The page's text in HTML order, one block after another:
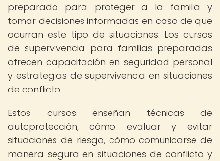
preparado para proteger a la familia y
tomar decisiones informadas en caso de que
ocurran este tipo de situaciones. Los cursos
de supervivencia para familias preparadas
ofrecen capacitación en seguridad personal
y estrategias de supervivencia en situaciones
de conflicto.
Estos cursos enseñan técnicas de
autoprotección, cómo evaluar y evitar
situaciones de riesgo, cómo comunicarse de
manera segura en situaciones de conflicto y